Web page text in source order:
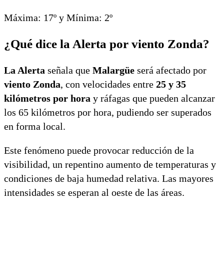
Máxima: 17º y Mínima: 2º
¿Qué dice la Alerta por viento Zonda?
La Alerta señala que Malargüe será afectado por
viento Zonda, con velocidades entre 25 y 35
kilómetros por hora y ráfagas que pueden alcanzar
los 65 kilómetros por hora, pudiendo ser superados
en forma local.
Este fenómeno puede provocar reducción de la
visibilidad, un repentino aumento de temperaturas y
condiciones de baja humedad relativa. Las mayores
intensidades se esperan al oeste de las áreas.